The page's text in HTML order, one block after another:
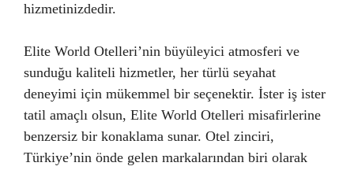
hizmetinizdedir.
Elite World Otelleri’nin büyüleyici atmosferi ve
sunduğu kaliteli hizmetler, her türlü seyahat
deneyimi için mükemmel bir seçenektir. İster iş ister
tatil amaçlı olsun, Elite World Otelleri misafirlerine
benzersiz bir konaklama sunar. Otel zinciri,
Türkiye’nin önde gelen markalarından biri olarak